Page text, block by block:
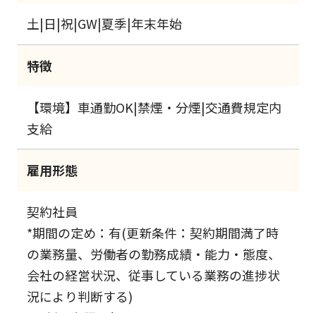
土|日|祝|GW|夏季|年末年始
特徴
【環境】車通勤OK|禁煙・分煙|交通費規定内
支給
雇用形態
契約社員
*期間の定め：有(更新条件：契約期間満了時
の業務量、労働者の勤務成績・能力・態度、
会社の経営状況、従事している業務の進捗状
況により判断する)